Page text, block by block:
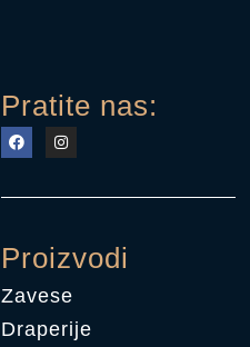
Pratite nas:
Proizvodi
Zavese
Draperije